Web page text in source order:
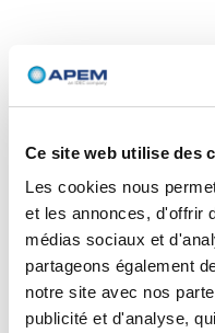
Ce site web utilise des
Les cookies nous
et les annonces, d'offrir
médias sociaux et
partageons également
notre site avec nos
publicité et d'analyse,